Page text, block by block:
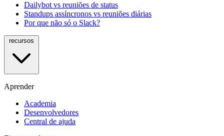
Dailybot vs reuniões de status
Standups assíncronos vs reuniões diárias
Por que não só o Slack?
Aprender
Academia
Desenvolvedores
Central de ajuda